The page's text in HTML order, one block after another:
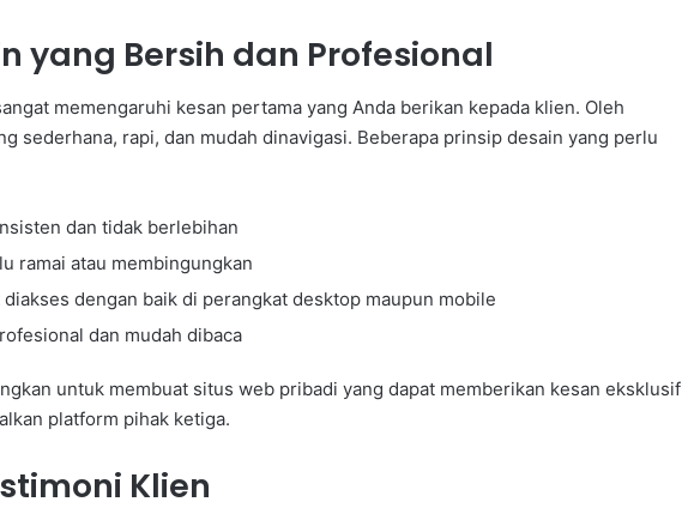
yang Bersih dan Profesional
memengaruhi kesan pertama yang Anda berikan kepada klien. Oleh
sederhana, rapi, dan mudah dinavigasi. Beberapa prinsip desain yang perlu
dan tidak berlebihan
ramai atau membingungkan
dengan baik di perangkat desktop maupun mobile
dan mudah dibaca
untuk membuat situs web pribadi yang dapat memberikan kesan eksklusif
platform pihak ketiga.
Klien